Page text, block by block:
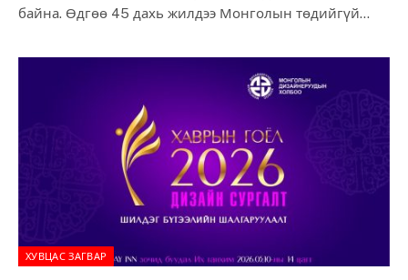
байна. Өдгөө 45 дахь жилдээ Монголын төдийгүй
ХУВЦАС ЗАГВАР